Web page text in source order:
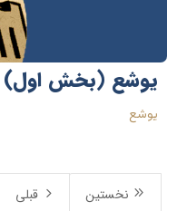
یوشع (بخش اول)
یوشع
9 نخستین 5 قبلی